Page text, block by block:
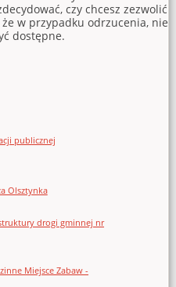
publicznej
Olsztynka
drogi gminnej nr
Miejsce Zabaw -
czy chcesz zezwolić
w przypadku odrzucenia, nie
dostępne.